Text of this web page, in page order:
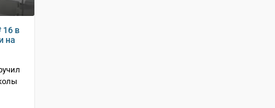
в
на